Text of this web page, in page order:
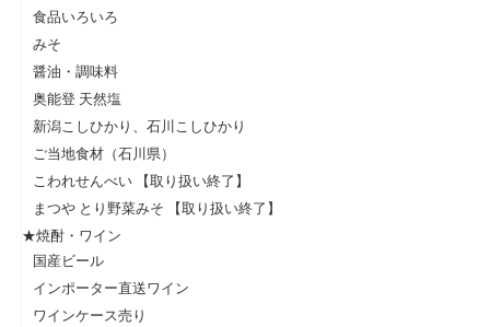
食品いろいろ
みそ
醤油・調味料
奥能登 天然塩
新潟こしひかり、石川こしひかり
ご当地食材（石川県）
こわれせんべい 【取り扱い終了】
まつや とり野菜みそ 【取り扱い終了】
★焼酎・ワイン
国産ビール
インポーター直送ワイン
ワインケース売り